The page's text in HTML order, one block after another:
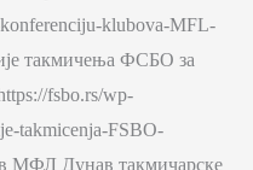
klubova-MFL-
такмичења ФСБО за
fsbo.rs/wp-
takmicenja-FSBO-
МФЛ Дунав такмичарске